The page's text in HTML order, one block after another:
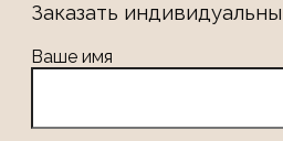
Заказать
Ваше имя